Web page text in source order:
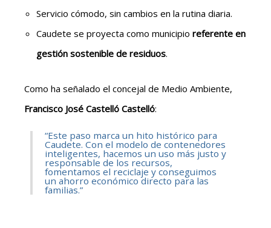
Servicio cómodo, sin cambios en la rutina diaria.
Caudete se proyecta como municipio referente en
gestión sostenible de residuos.
Como ha señalado el concejal de Medio Ambiente,
Francisco José Castelló Castelló:
“Este paso marca un hito histórico para
Caudete. Con el modelo de contenedores
inteligentes, hacemos un uso más justo y
responsable de los recursos,
fomentamos el reciclaje y conseguimos
un ahorro económico directo para las
familias.”